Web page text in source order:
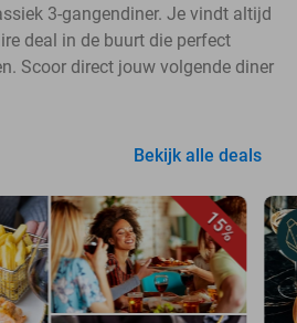
3-gangendiner. Je vindt altijd
deal in de buurt die perfect
Scoor direct jouw volgende diner
Bekijk alle deals
15%